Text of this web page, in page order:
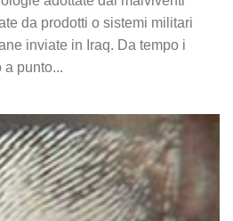
da prodotti o sistemi militari
inviate in Iraq. Da tempo i
a punto...